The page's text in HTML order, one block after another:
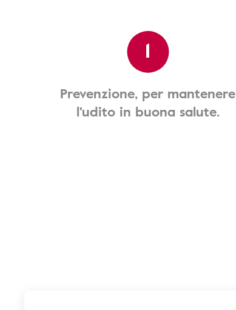
1
Prevenzione, per mantenere
l'udito in buona salute.